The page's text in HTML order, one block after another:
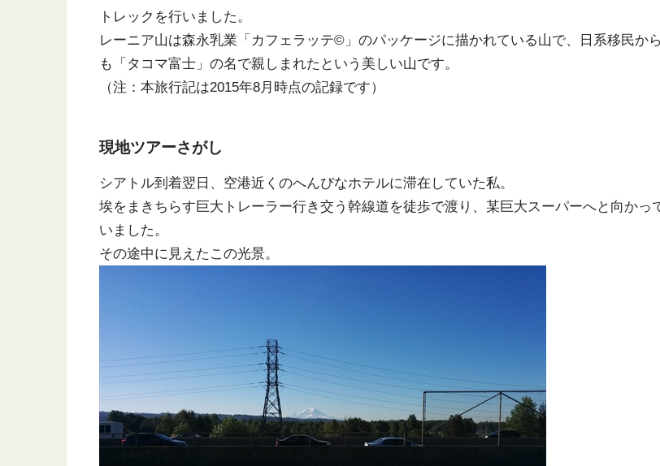
トレックを行いました。
レーニア山は森永乳業「カフェラッテ©」のパッケージに描かれている山で、日系移民から
も「タコマ富士」の名で親しまれたという美しい山です。
（注：本旅行記は2015年8月時点の記録です）
現地ツアーさがし
シアトル到着翌日、空港近くのへんぴなホテルに滞在していた私。
埃をまきちらす巨大トレーラー行き交う幹線道を徒歩で渡り、某巨大スーパーへと向かっ
いました。
その途中に見えたこの光景。